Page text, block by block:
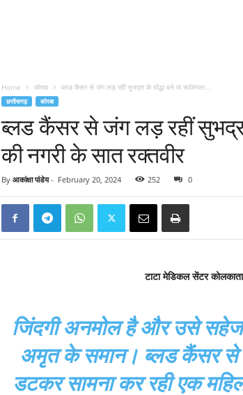
Home कोरबा ब्लड कैंसर से जंग लड़ रहीं सुभद्रा के योद्धा बने मां सर्वमंगला...
छत्तीसगढ़ कोरबा
ब्लड कैंसर से जंग लड़ रहीं सुभद्रा
की नगरी के सात रक्तवीर
By आकांक्षा पांडेय- February 20, 2024 252 0
टाटा मेडिकल सेंटर
जिंदगी अनमोल है और उसे
अमृत के समान। ब्लड कैंसर से
डटकर सामना कर रही एक